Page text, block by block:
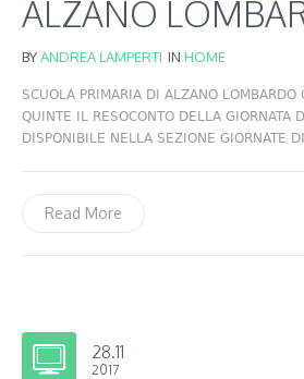
ALZANO
BYANDREA LAMPERTI IN HOME
SCUOLA PRIMARIA DI ALZANO LOMBARDO
QUINTE IL RESOCONTO DELLA GIORNATA
DISPONIBILE NELLA SEZIONE GIORNATE
Read More
28.11
2017